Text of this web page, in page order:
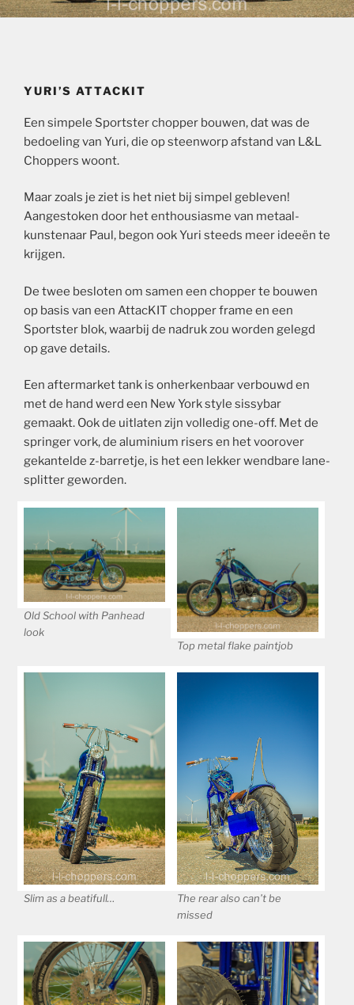
YURI’S ATTACKIT
Een simpele Sportster chopper bouwen, dat was de
bedoeling van Yuri, die op steenworp afstand van L&L
Choppers woont.
Maar zoals je ziet is het niet bij simpel gebleven!
Aangestoken door het enthousiasme van metaal-
kunstenaar Paul, begon ook Yuri steeds meer ideeën te
krijgen.
De twee besloten om samen een chopper te bouwen
op basis van een AttacKIT chopper frame en een
Sportster blok, waarbij de nadruk zou worden gelegd
op gave details.
Een aftermarket tank is onherkenbaar verbouwd en
met de hand werd een New York style sissybar
gemaakt. Ook de uitlaten zijn volledig one-off. Met de
springer vork, de aluminium risers en het voorover
gekantelde z-barretje, is het een lekker wendbare lane-
splitter geworden.
Old School with Panhead
look
Top metal flake paintjob
Slim as a beatifull…
The rear also can’t be
missed